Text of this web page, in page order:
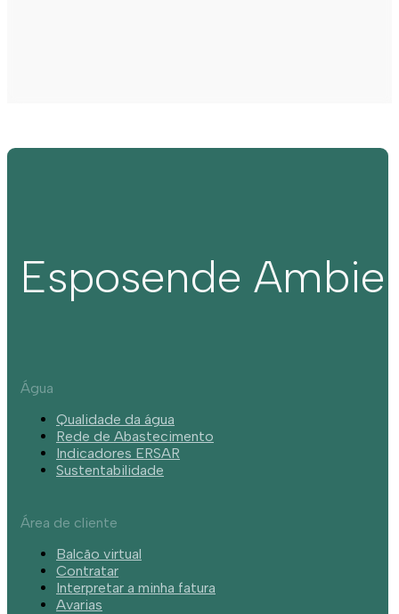
Esposende
Água
Qualidade da água
Rede de Abastecimento
Indicadores ERSAR
Sustentabilidade
Área de cliente
Balcão virtual
Contratar
Interpretar a minha fatura
Avarias